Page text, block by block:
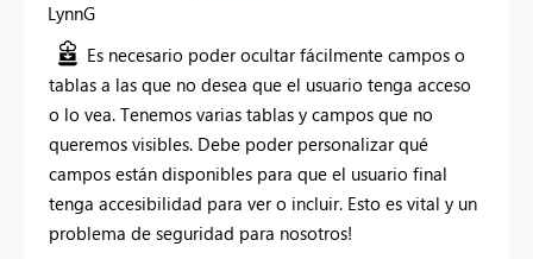
LynnG
Es necesario poder ocultar fácilmente campos o
tablas a las que no desea que el usuario tenga acceso
o lo vea. Tenemos varias tablas y campos que no
queremos visibles. Debe poder personalizar qué
campos están disponibles para que el usuario final
tenga accesibilidad para ver o incluir. Esto es vital y un
problema de seguridad para nosotros!